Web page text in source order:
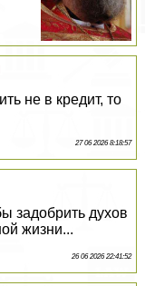
не в кредит, то
27 06 2026 8:18:57
задобрить духов
жизни...
26 06 2026 22:41:52